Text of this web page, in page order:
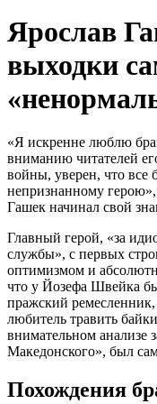
Ярослав
выходки
«Я искренне люблю
вниманию читателей
войны, уверен, что все
непризнанному
Гашек начинал свой
Главный герой, «за
службы», с первых
оптимизмом и
что у Йозефа Швейка
пражский
любитель травить
внимательном анализе
Македонского», был
Похождения